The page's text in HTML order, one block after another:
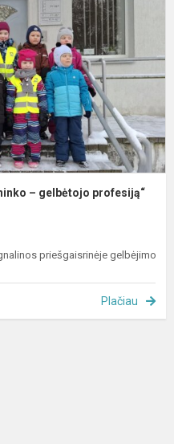
– gelbėtojo profesiją“
priešgaisrinėje gelbėjimo
Plačiau